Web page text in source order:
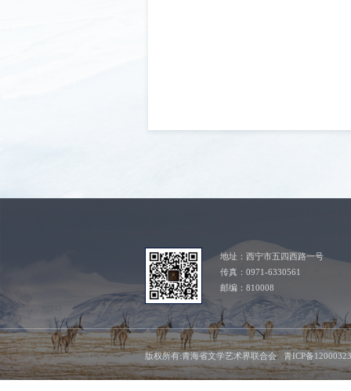
地址：西宁市五四西路一号
传真：0971-6330561
邮编：810008
版权所有:青海省文学艺术界联合会 青ICP备